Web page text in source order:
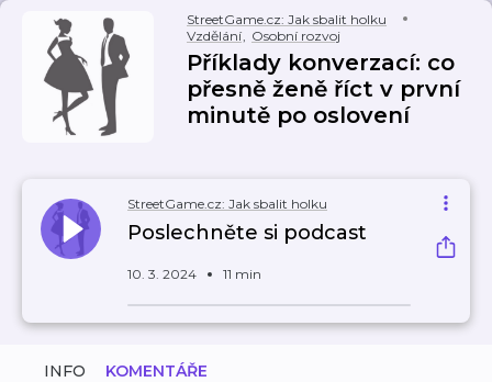
StreetGame.cz: Jak sbalit holku
Vzdělání, Osobní rozvoj
Příklady konverzací: co
přesně ženě říct v první
minutě po oslovení
StreetGame.cz: Jak sbalit holku
Poslechněte si podcast
10. 3. 2024 11 min
INFO KOMENTÁŘE